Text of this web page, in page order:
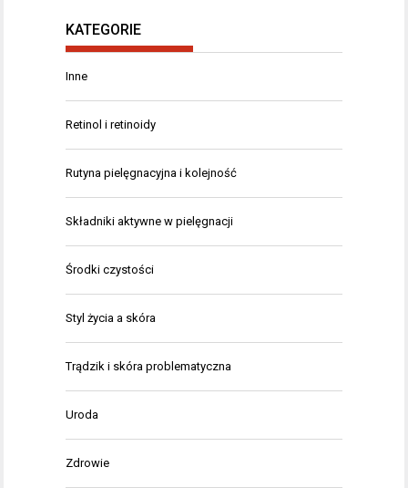
KATEGORIE
Inne
Retinol i retinoidy
Rutyna pielęgnacyjna i kolejność
Składniki aktywne w pielęgnacji
Środki czystości
Styl życia a skóra
Trądzik i skóra problematyczna
Uroda
Zdrowie